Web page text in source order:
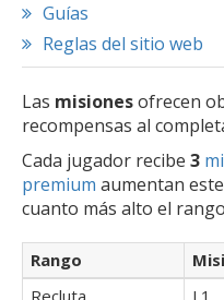
Guías
Reglas del sitio web
Las misionesofrecen
recompensas al
Cada jugador recibe 3
premium aumentan
cuanto más alto el
Rango
Recluta
L1